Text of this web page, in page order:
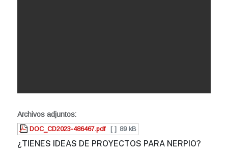
Archivos adjuntos:
DOC_CD2023-486467.pdf [ ] 89 kB
¿TIENES IDEAS DE PROYECTOS PARA NERPIO?